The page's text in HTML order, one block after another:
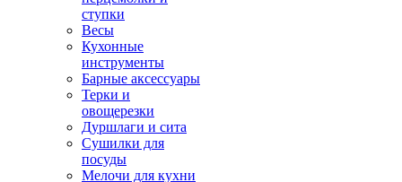
ступки
Весы
Кухонные
инструменты
Барные аксессуары
Терки и
овощерезки
Дуршлаги и сита
Сушилки для
посуды
Мелочи для кухни